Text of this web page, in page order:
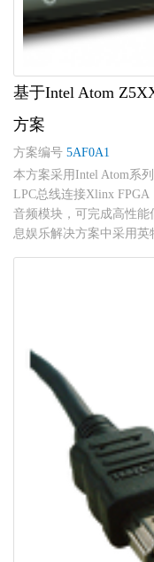
基于Intel Atom
方案
方案编号 5AF0A1
本方案采用Intel Atom系
LPC总线连接Xlinx
音频模块，可完成高性
息娱乐解决方案中采用英